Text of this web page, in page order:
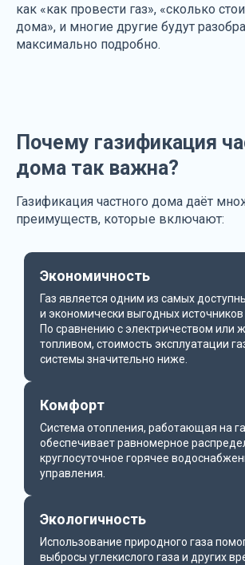
как «как провести газ», «сколько
дома», и многие другие будут
максимально подробно.
Почему газификация
дома так важна?
Газификация частного дома даёт
преимуществ, которые включают:
Экономичность
Газ является одним из самых
и экономически выгодных источников
По сравнению с электричеством или
топливом, стоимость эксплуатации
системы значительно ниже.
Комфорт
Система отопления, работающая на
обеспечивает равномерное
круглосуточное горячее
управления.
Экологичность
Использование природного газа
выбросы углекислого газа и других